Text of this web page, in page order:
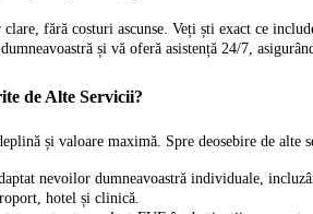
fără costuri ascunse. Veți ști exact ce
și vă oferă asistență 24/7,
de Alte Servicii?
și valoare maximă. Spre deosebire de
nevoilor dumneavoastră individuale,
hotel și clinică.